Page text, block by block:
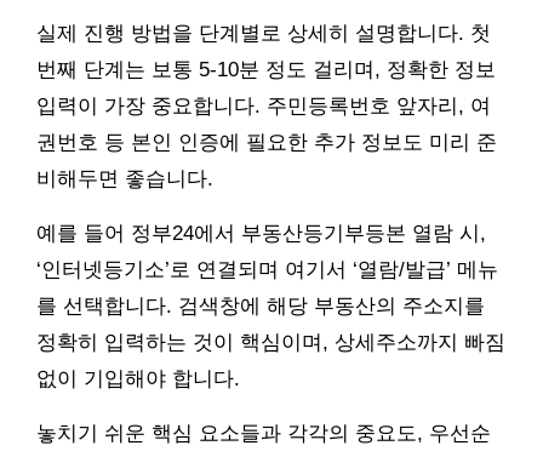
실제 진행 방법을 단계별로 상세히 설명합니다. 첫
번째 단계는 보통 5-10분 정도 걸리며, 정확한 정보
입력이 가장 중요합니다. 주민등록번호 앞자리, 여
권번호 등 본인 인증에 필요한 추가 정보도 미리 준
비해두면 좋습니다.
예를 들어 정부24에서 부동산등기부등본 열람 시,
‘인터넷등기소’로 연결되며 여기서 ‘열람/발급’ 메뉴
를 선택합니다. 검색창에 해당 부동산의 주소지를
정확히 입력하는 것이 핵심이며, 상세주소까지 빠짐
없이 기입해야 합니다.
놓치기 쉬운 핵심 요소들과 각각의 중요도, 우선순